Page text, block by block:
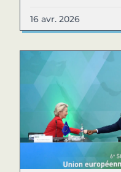
16 avr. 2026